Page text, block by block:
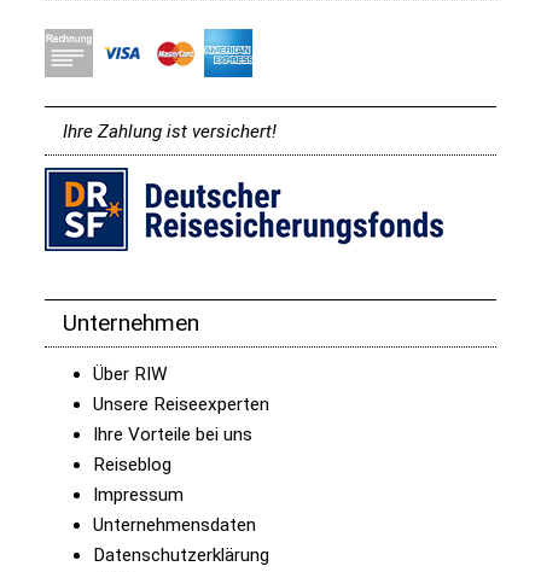
Ihre Zahlung ist versichert!
Unternehmen
Über RIW
Unsere Reiseexperten
Ihre Vorteile bei uns
Reiseblog
Impressum
Unternehmensdaten
Datenschutzerklärung